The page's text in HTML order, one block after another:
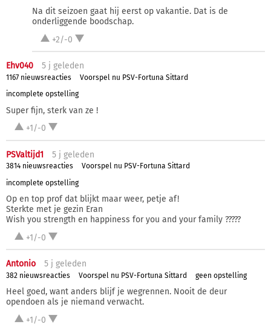
Na dit seizoen gaat hij eerst op vakantie. Dat is de
onderliggende boodschap.
+2/-0
Ehv040 5 j geleden
1167 nieuwsreacties
Voorspel nu PSV-Fortuna Sittard
incomplete opstelling
Super fijn, sterk van ze !
+1/-0
PSValtijd1 5 j geleden
3814 nieuwsreacties
Voorspel nu PSV-Fortuna Sittard
incomplete opstelling
Op en top prof dat blijkt maar weer, petje af!
Sterkte met je gezin Eran
Wish you strength en happiness for you and your family ?????
+1/-0
Antonio 5 j geleden
382 nieuwsreacties Voorspel nu PSV-Fortuna Sittard geen opstelling
Heel goed, want anders blijf je wegrennen. Nooit de deur
opendoen als je niemand verwacht.
+1/-0